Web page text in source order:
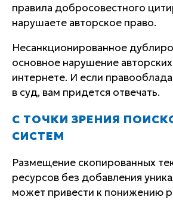
правила добросовестного
нарушаете авторское право.
Несанкционированное
основное нарушение
интернете. И если
в суд, вам придется отвечать.
С ТОЧКИ ЗРЕНИЯ
СИСТЕМ
Размещение скопированных
ресурсов без добавления
может привести к понижению